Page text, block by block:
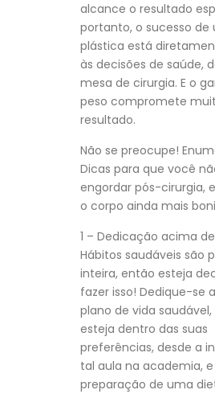
alcance o resultado
portanto, o sucesso de
plástica está
às decisões de saúde,
mesa de cirurgia. E o
peso compromete
resultado.
Não se preocupe!
Dicas para que você
engordar pós-cirurgia,
o corpo ainda mais
1 – Dedicação acima
Hábitos saudáveis são
inteira, então esteja
fazer isso! Dedique-se
plano de vida saudável,
esteja dentro das suas
preferências, desde a
tal aula na academia,
preparação de uma